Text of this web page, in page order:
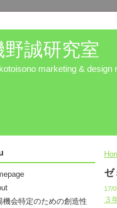
野誠研究室
marketing & design
ゼ
17/
３
機会特定のための創造性